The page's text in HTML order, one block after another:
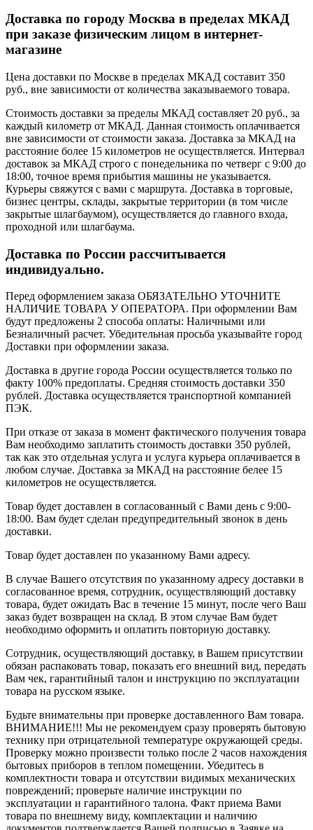
Доставка по городу Москва в пределах МКАД
при заказе физическим лицом в интернет-
магазине
Цена доставки по Москве в пределах МКАД составит 350
руб., вне зависимости от количества заказываемого товара.
Стоимость доставки за пределы МКАД составляет 20 руб., за
каждый километр от МКАД. Данная стоимость оплачивается
вне зависимости от стоимости заказа. Доставка за МКАД на
расстояние более 15 километров не осуществляется. Интервал
доставок за МКАД строго с понедельника по четверг с 9:00 до
18:00, точное время прибытия машины не указывается.
Курьеры свяжутся с вами с маршрута. Доставка в торговые,
бизнес центры, склады, закрытые территории (в том числе
закрытые шлагбаумом), осуществляется до главного входа,
проходной или шлагбаума.
Доставка по России рассчитывается
индивидуально.
Перед оформлением заказа ОБЯЗАТЕЛЬНО УТОЧНИТЕ
НАЛИЧИЕ ТОВАРА У ОПЕРАТОРА. При оформлении Вам
будут предложены 2 способа оплаты: Наличными или
Безналичный расчет. Убедительная просьба указывайте город
Доставки при оформлении заказа.
Доставка в другие города России осуществляется только по
факту 100% предоплаты. Средняя стоимость доставки 350
рублей. Доставка осуществляется транспортной компанией
ПЭК.
При отказе от заказа в момент фактического получения товара
Вам необходимо заплатить стоимость доставки 350 рублей,
так как это отдельная услуга и услуга курьера оплачивается в
любом случае. Доставка за МКАД на расстояние белее 15
километров не осуществляется.
Товар будет доставлен в согласованный с Вами день с 9:00-
18:00. Вам будет сделан предупредительный звонок в день
доставки.
Товар будет доставлен по указанному Вами адресу.
В случае Вашего отсутствия по указанному адресу доставки в
согласованное время, сотрудник, осуществляющий доставку
товара, будет ожидать Вас в течение 15 минут, после чего Ваш
заказ будет возвращен на склад. В этом случае Вам будет
необходимо оформить и оплатить повторную доставку.
Сотрудник, осуществляющий доставку, в Вашем присутствии
обязан распаковать товар, показать его внешний вид, передать
Вам чек, гарантийный талон и инструкцию по эксплуатации
товара на русском языке.
Будьте внимательны при проверке доставленного Вам товара.
ВНИМАНИЕ!!! Мы не рекомендуем сразу проверять бытовую
технику при отрицательной температуре окружающей среды.
Проверку можно произвести только после 2 часов нахождения
бытовых приборов в теплом помещении. Убедитесь в
комплектности товара и отсутствии видимых механических
повреждений; проверьте наличие инструкции по
эксплуатации и гарантийного талона. Факт приема Вами
товара по внешнему виду, комплектации и наличию